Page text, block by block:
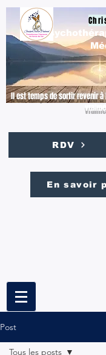
Il est temps de sortir revenir
RDV
En savoir
Post
Tous les posts